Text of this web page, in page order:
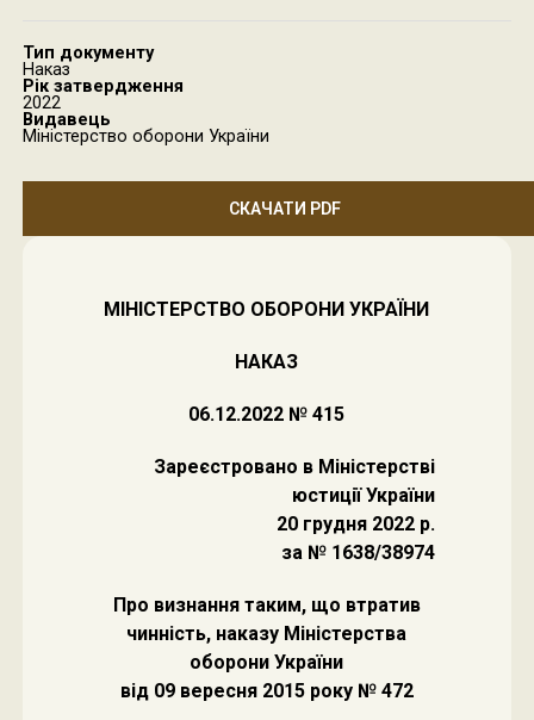
Тип документу
Наказ
Рік затвердження
2022
Видавець
Міністерство оборони України
СКАЧАТИ PDF
МІНІСТЕРСТВО ОБОРОНИ УКРАЇНИ
НАКАЗ
06.12.2022 № 415
Зареєстровано в Міністерстві
юстиції України
20 грудня 2022 р.
за № 1638/38974
Про визнання таким, що втратив
чинність, наказу Міністерства
оборони України
від 09 вересня 2015 року № 472